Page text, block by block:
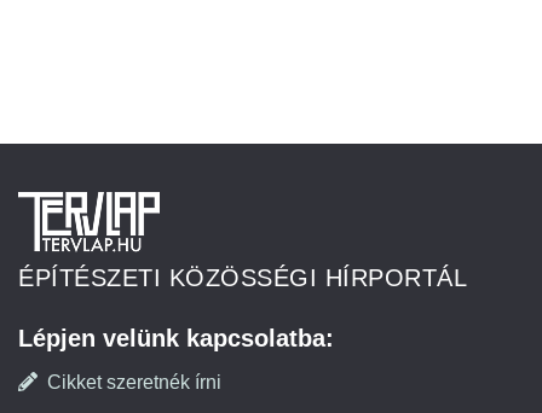
ÉPÍTÉSZETI KÖZÖSSÉGI HÍRPORTÁL
Lépjen velünk kapcsolatba:
Cikket szeretnék írni